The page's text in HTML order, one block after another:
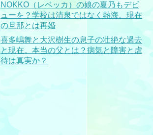
NOKKO（レベッカ）の娘の夏乃もデビ
ューを？学校は清泉ではなく熱海。現在
の旦那とは再婚
喜多嶋舞と大沢樹生の息子の壮絶な過去
と現在。本当の父とは？病気と障害と虐
待は真実か？